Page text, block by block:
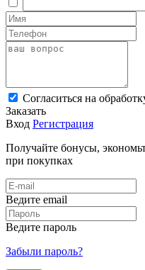
Cогласиться на
Заказать
Вход Регистрация
Получайте бонусы,
при покупках
Ведите email
Ведите пароль
Забыли пароль?